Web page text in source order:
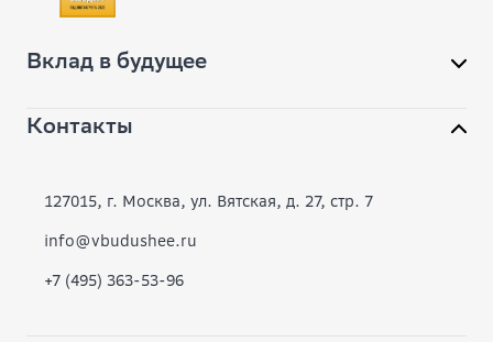
Вклад в будущее
О фонде
Современное образование
Инклюзивная среда
Контакты
127015, г. Москва, ул. Вятская, д. 27, стр. 7
info@vbudushee.ru
+7 (495) 363-53-96